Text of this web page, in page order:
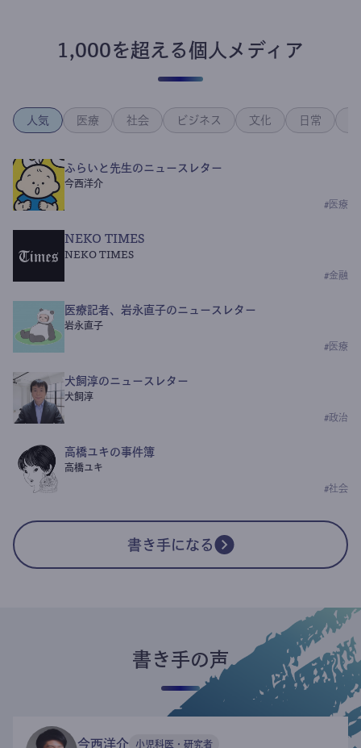
1,000を超える個人メディア
人気 医療 社会 ビジネス 文化 日常
ふらいと先生のニュースレター
今西洋介
# 医療
NEKO TIMES
NEKO TIMES
#金融
医療記者、岩永直子のニュースレター
岩永直子
# 医療
犬飼淳のニュースレター
犬飼淳
#政治
高橋ユキの事件簿
高橋ユキ
#社会
書き手になる
書き手の声
今西洋介 小児科医・研究者